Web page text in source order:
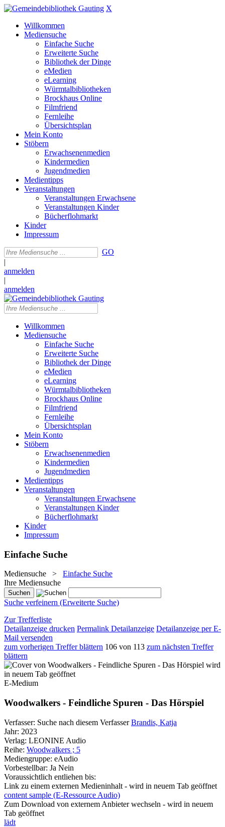
X
Willkommen
Mediensuche
Einfache Suche
Erweiterte Suche
Bibliothek der Dinge
eMedien
eLearning
Würmtalbibliotheken
Brockhaus Online
Filmfriend
Fernleihe
Übersichtsplan
Mein Konto
Stöbern
Erwachsenenmedien
Kindermedien
Jugendmedien
Medientipps
Veranstaltungen
Veranstaltungen Erwachsene
Veranstaltungen Kinder
Bücherflohmarkt
Kinder
Impressum
GO
|
anmelden
|
anmelden
Willkommen
Mediensuche
Einfache Suche
Erweiterte Suche
Bibliothek der Dinge
eMedien
eLearning
Würmtalbibliotheken
Brockhaus Online
Filmfriend
Fernleihe
Übersichtsplan
Mein Konto
Stöbern
Erwachsenenmedien
Kindermedien
Jugendmedien
Medientipps
Veranstaltungen
Veranstaltungen Erwachsene
Veranstaltungen Kinder
Bücherflohmarkt
Kinder
Impressum
Einfache Suche
Mediensuche > Einfache Suche
Ihre Mediensuche
Suche verfeinern (Erweiterte Suche)
Zur Trefferliste
Detailanzeige drucken Permalink Detailanzeige Detailanzeige per E-
Mail versenden
zum vorherigen Treffer blättern 106 von 113 zum nächsten Treffer
blättern
wird
in neuem Tab geöffnet
E-Medium
Woodwalkers - Feindliche Spuren - Das Hörspiel
Verfasser: Suche nach diesem Verfasser Brandis, Katja
Jahr: 2023
Verlag: LEONINE Audio
Reihe: Woodwalkers ; 5
Mediengruppe: eAudio
Vorbestellbar: Ja Nein
Voraussichtlich entliehen bis:
Link zu einem externen Medieninhalt - wird in neuem Tab geöffnet
content sample (E-Ressource Audio)
Zum Download von externem Anbieter wechseln - wird in neuem
Tab geöffnet
lädt